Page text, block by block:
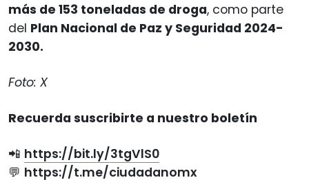
más de 153 toneladas de droga, como parte
del Plan Nacional de Paz y Seguridad 2024-
2030.
Foto: X
Recuerda suscribirte a nuestro boletín
📲 https://bit.ly/3tgVlS0
💬 https://t.me/ciudadanomx